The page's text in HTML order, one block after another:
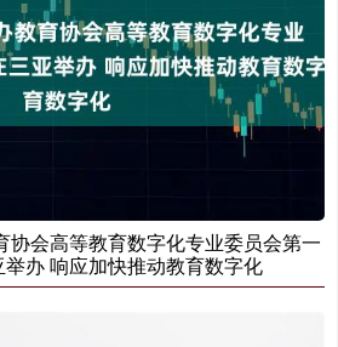
协会高等教育数字化专业委员会第一
办 响应加快推动教育数字化